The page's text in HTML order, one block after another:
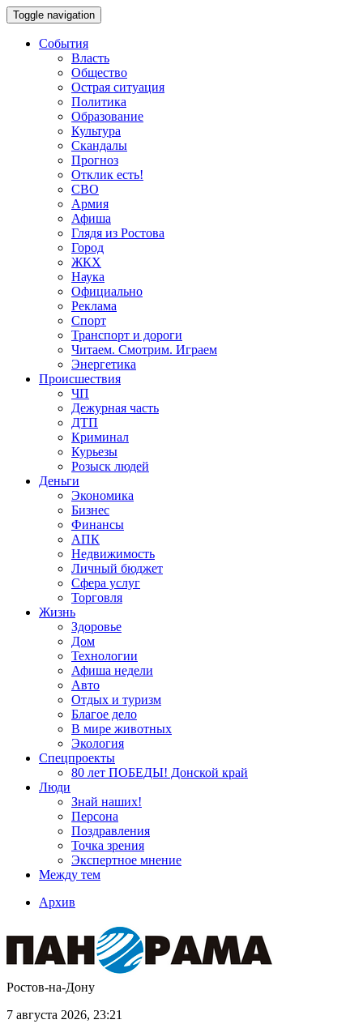
Toggle navigation
События
Власть
Общество
Острая ситуация
Политика
Образование
Культура
Скандалы
Прогноз
Отклик есть!
СВО
Армия
Афиша
Глядя из Ростова
Город
ЖКХ
Наука
Официально
Реклама
Спорт
Транспорт и дороги
Читаем. Смотрим. Играем
Энергетика
Происшествия
ЧП
Дежурная часть
ДТП
Криминал
Курьезы
Розыск людей
Деньги
Экономика
Бизнес
Финансы
АПК
Недвижимость
Личный бюджет
Сфера услуг
Торговля
Жизнь
Здоровье
Дом
Технологии
Афиша недели
Авто
Отдых и туризм
Благое дело
В мире животных
Экология
Спецпроекты
80 лет ПОБЕДЫ! Донской край
Люди
Знай наших!
Персона
Поздравления
Точка зрения
Экспертное мнение
Между тем
Архив
Ростов-на-Дону
7 августа 2026, 23:21